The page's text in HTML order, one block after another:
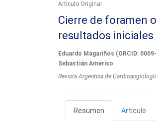
Artí­culo Original
Cierre de foramen
resultados
Eduardo Magariños (ORCID:
Sebastián Ameriso
Revista Argentina de
Resumen Artículo